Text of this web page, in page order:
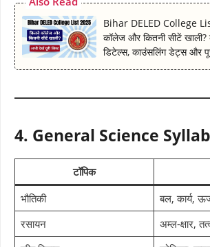
Bihar DELED College
कॉलेज और कितनी सीटें
डिटेल्स, काउंसलिंग डेट्स और
4. General Science
टॉपिक
भौतिकी
बल, कार्य,
रसायन
अम्ल-क्षार,